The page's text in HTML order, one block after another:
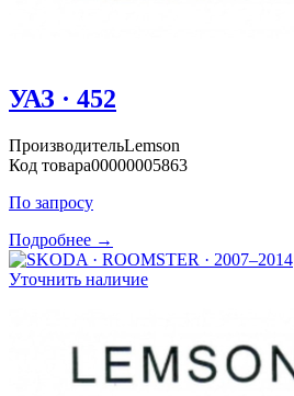
УАЗ · 452
ПроизводительLemson
Код товара00000005863
По запросу
Подробнее →
Уточнить наличие